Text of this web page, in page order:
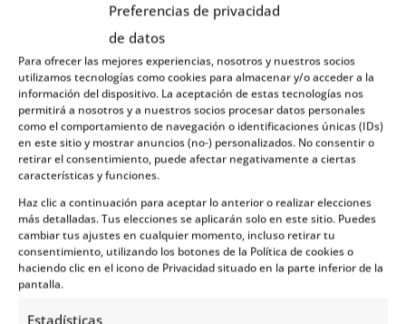
Preferencias de privacidad
de datos
Para ofrecer las mejores experiencias, nosotros y nuestros socios
utilizamos tecnologías como cookies para almacenar y/o acceder a la
información del dispositivo. La aceptación de estas tecnologías nos
permitirá a nosotros y a nuestros socios procesar datos personales
como el comportamiento de navegación o identificaciones únicas (IDs)
en este sitio y mostrar anuncios (no-) personalizados. No consentir o
retirar el consentimiento, puede afectar negativamente a ciertas
características y funciones.
Haz clic a continuación para aceptar lo anterior o realizar elecciones
más detalladas. Tus elecciones se aplicarán solo en este sitio. Puedes
cambiar tus ajustes en cualquier momento, incluso retirar tu
consentimiento, utilizando los botones de la Política de cookies o
haciendo clic en el icono de Privacidad situado en la parte inferior de la
pantalla.
Estadísticas
Seguro médico internacional, especialmente si
no viajas desde Europa.
Documentación: pasaporte, tarjeta sanitaria
europea, reservas.
Copia digital de todo (en el móvil o en la nube),
por seguridad.
Tu viaje perfecto empieza con una
buena maleta… y con
NoruegaTours